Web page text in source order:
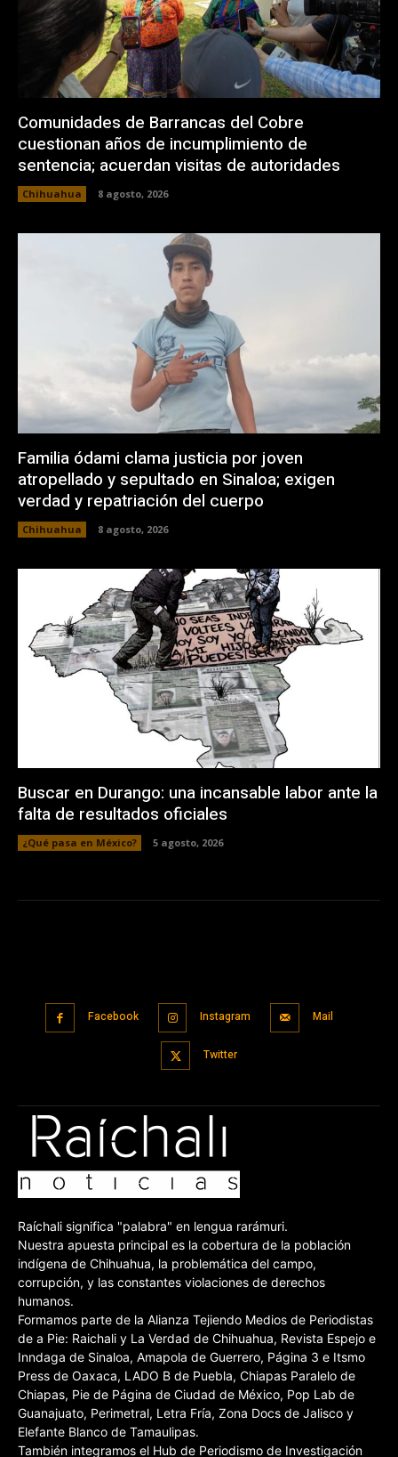
Comunidades de Barrancas del Cobre
cuestionan años de incumplimiento de
sentencia; acuerdan visitas de autoridades
Chihuahua 8 agosto, 2026
Familia ódami clama justicia por joven
atropellado y sepultado en Sinaloa; exigen
verdad y repatriación del cuerpo
Chihuahua 8 agosto, 2026
Buscar en Durango: una incansable labor ante la
falta de resultados oficiales
¿Qué pasa en México? 5 agosto, 2026
Facebook Instagram Mail
Twitter
Raíchali significa "palabra" en lengua rarámuri.
Nuestra apuesta principal es la cobertura de la población
indígena de Chihuahua, la problemática del campo,
corrupción, y las constantes violaciones de derechos
humanos.
Formamos parte de la Alianza Tejiendo Medios de Periodistas
de a Pie: Raichali y La Verdad de Chihuahua, Revista Espejo e
Inndaga de Sinaloa, Amapola de Guerrero, Página 3 e Itsmo
Press de Oaxaca, LADO B de Puebla, Chiapas Paralelo de
Chiapas, Pie de Página de Ciudad de México, Pop Lab de
Guanajuato, Perimetral, Letra Fría, Zona Docs de Jalisco y
Elefante Blanco de Tamaulipas.
También integramos el Hub de Periodismo de Investigación